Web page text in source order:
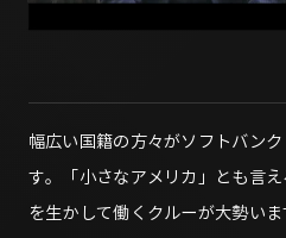
幅広い国籍の方々がソフトバン
す。「小さなアメリカ」とも言
を生かして働くクルーが大勢いま